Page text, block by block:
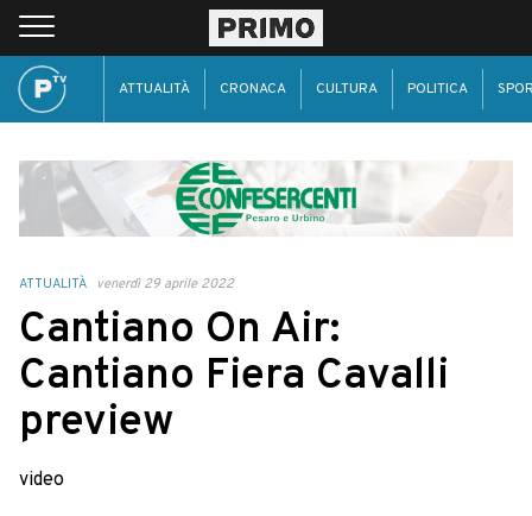
ATTUALITÀ CRONACA CULTURA POLITICA
ATTUALITÀ venerdì 29 aprile 2022
Cantiano On Air:
Cantiano Fiera Cavalli
preview
video